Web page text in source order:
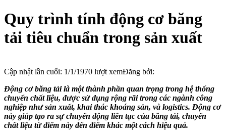
Quy trình tính động cơ băng
tải tiêu chuẩn trong sản xuất
Cập nhật lần cuối: 1/1/1970 lượt xemĐăng bởi:
Động cơ băng tải là một thành phần quan trọng trong hệ thống
chuyển chất liệu, được sử dụng rộng rãi trong các ngành công
nghiệp như sản xuất, khai thác khoáng sản, và logistics. Động cơ
này giúp tạo ra sự chuyển động liên tục của băng tải, chuyển
chất liệu từ điểm này đến điểm khác một cách hiệu quả.